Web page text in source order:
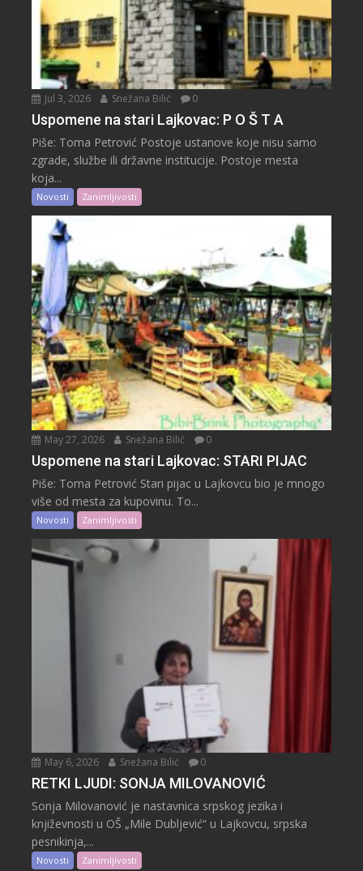
Jul 3, 2026 Snežana Bilić 0
Uspomene na stari Lajkovac: P O Š T A
Piše: Toma Petrović Postoje ustanove koje nisu samo
zgrade, službe ili državne institucije. Postoje mesta
koja...
Novosti Zanimljivosti
May 27, 2026 Snežana Bilić 0
Uspomene na stari Lajkovac: STARI PIJAC
Piše: Toma Petrović Stari pijac u Lajkovcu bio je mnogo
više od mesta za kupovinu. To...
Novosti Zanimljivosti
May 6, 2026 Snežana Bilić 0
RETKI LJUDI: SONJA MILOVANOVIĆ
Sonja Milovanović je nastavnica srpskog jezika i
književnosti u OŠ „Mile Dubljević“ u Lajkovcu, srpska
pesnikinja,...
Novosti Zanimljivosti